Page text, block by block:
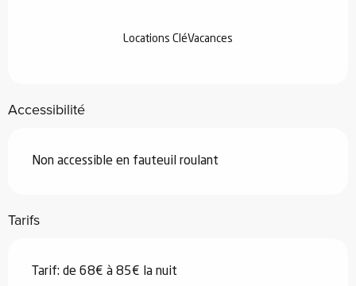
Locations CléVacances
Accessibilité
Non accessible en fauteuil roulant
Tarifs
Tarif: de 68€ à 85€ la nuit